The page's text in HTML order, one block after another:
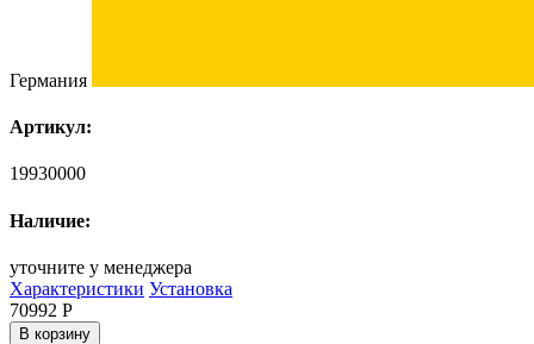
Германия
Артикул:
19930000
Наличие:
уточните у менеджера
Характеристики Установка
70992 Р
В корзину